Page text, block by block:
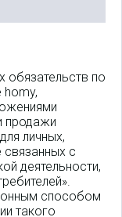
обязательств по
homy,
продажи
личных,
с
деятельности,
способом
такого